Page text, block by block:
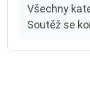
Všechny
Soutěž se